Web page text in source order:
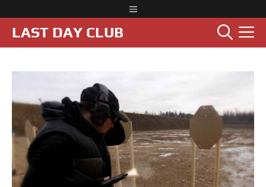
к
содержимому
Меню
LAST DAY CLUB